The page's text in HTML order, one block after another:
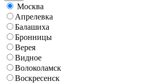
Москва
Апрелевка
Балашиха
Бронницы
Верея
Видное
Волоколамск
Воскресенск